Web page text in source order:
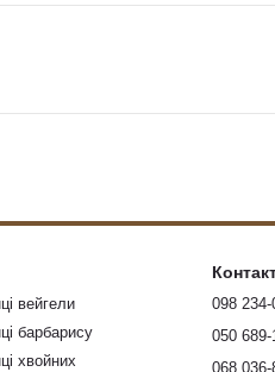
вейгели
барбарису
хвойних
098 234-
050 689-
068 036-